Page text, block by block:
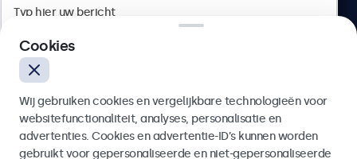
4.8/5 door 5000+ bedrijven
Nederlands
Cookies
Wij gebruiken cookies en vergelijkbare technologieën voor
websitefunctionaliteit, analyses, personalisatie en
advertenties. Cookies en advertentie-ID’s kunnen worden
gebruikt voor gepersonaliseerde en niet-gepersonaliseerde